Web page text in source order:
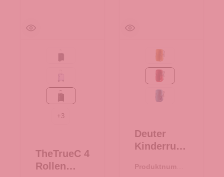
Black
Flieder
black/rose
+3
TheTrueC 4
Rollen
maple-amber
masala-cherry
wave-nightblue
Deuter
Kinderruck
Junior
Produktnumme